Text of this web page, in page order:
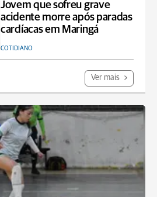
Jovem que sofreu grave
acidente morre após paradas
cardíacas em Maringá
COTIDIANO
Ver mais